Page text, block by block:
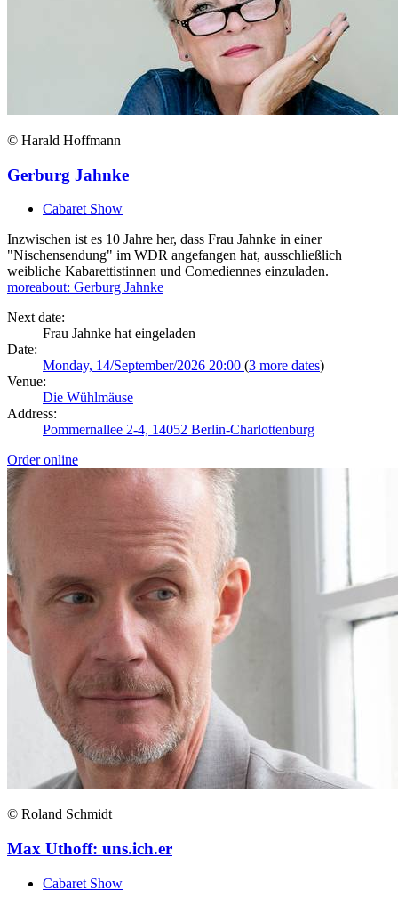
© Harald Hoffmann
Gerburg Jahnke
Cabaret Show
Inzwischen ist es 10 Jahre her, dass Frau Jahnke in einer
"Nischensendung" im WDR angefangen hat, ausschließlich
weibliche Kabarettistinnen und Comediennes einzuladen.
moreabout: Gerburg Jahnke
Next date:
Frau Jahnke hat eingeladen
Date:
Monday, 14/September/2026 20:00 (3 more dates)
Venue:
Die Wühlmäuse
Address:
Pommernallee 2-4, 14052 Berlin-Charlottenburg
Order online
© Roland Schmidt
Max Uthoff: uns.ich.er
Cabaret Show